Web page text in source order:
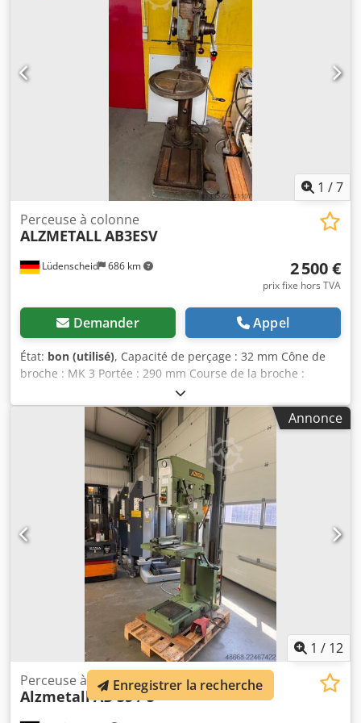
d’urgence Protecteur de broche avec protection électrique
En option : - Lampe de travail à LED - Châssis - Mandrin de
perçage 1-13 ou 3-16 Disponible immédiatement. À
emporter sur place. Chariot élévateur disponible. Livraison
possible. Erreurs, modifications et vente préalable
réservées. Autres perceuses à colonne et perceuses sur
pied Alzmetall disponibles en stock !
1 /7
Lüdenscheid 686 km
Perceuse à colonne
ALZMETALLAB3ESV
2 500 €
prix fixe hors TVA
Demander Appel
État: bon (utilisé), Capacité de perçage : 32 mm Cône de
broche : MK 3 Portée : 290 mm Course de la broche :
160 mm Dimensions de la table : 510 x 300 mm Diamètre
de la colonne : 115 mm Avance par roue à rayons Vitesse
de la broche : 55 – 1 450 tr/min, réglable en continu
Puissance du moteur : 0,9 et 1,3 kW, avec inversion de
polarité Alimentation électrique : 380 V, 50 Hz Vitesse de la
broche réglable par 2 étages de vitesse, 2 vitesses de
moteur et en continu grâce à un variateur Réglage de la
hauteur de la table à l’aide d’une manivelle Légère
détérioration au niveau du couvercle (voir photos)
Encombrement (L x l x H) : 1 200 x 650 x 1 900 mm Dkjdpjzp
Nfxefx Ah Asr Poids : 400 kg
Annonce
1 / 12
Perceuse à colonne Perceuse
AlzmetallAB 35 / S
Enregistrer la recherche